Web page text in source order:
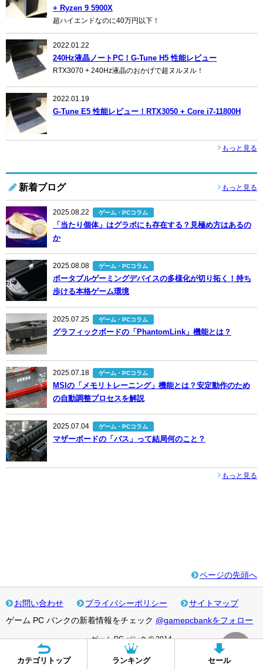
+ Ryzen 9 5900X
超ハイエンドなのに40万円以下！
2022.01.22
240Hz液晶ノートPC！G-Tune H5 性能レビュー
RTX3070 + 240Hz液晶のおかげで超ヌルヌル！
2022.01.19
G-Tune E5 性能レビュー！RTX3050 + Core i7-11800H
もっと見る
新着ブログ もっと見る
2025.08.22 ゲーム・PCコラム
「当たり個体」はグラボにも存在する？見極め方はあるの
か
2025.08.08 ゲーム・PCコラム
ポータブルゲーミングデバイスの多様化が切り拓く！持ち
歩ける本格ゲーム環境
2025.07.25 ゲーム・PCコラム
グラフィックボードの「PhantomLink」機能とは？
2025.07.18 ゲーム・PCコラム
MSIの「メモリトレーニング」機能とは？安定動作のため
の自動調整プロセスを解説
2025.07.04 ゲーム・PCコラム
マザーボードの「バス」って結局何のこと？
もっと見る
ページの先頭へ
お問い合わせ プライバシーポリシー
サイトマップ
ゲーム PC バンクの新着情報をチェック @gamepcbankをフォロー
ゲーム PC バンク © 2014
カテゴリトップ ランキング セール